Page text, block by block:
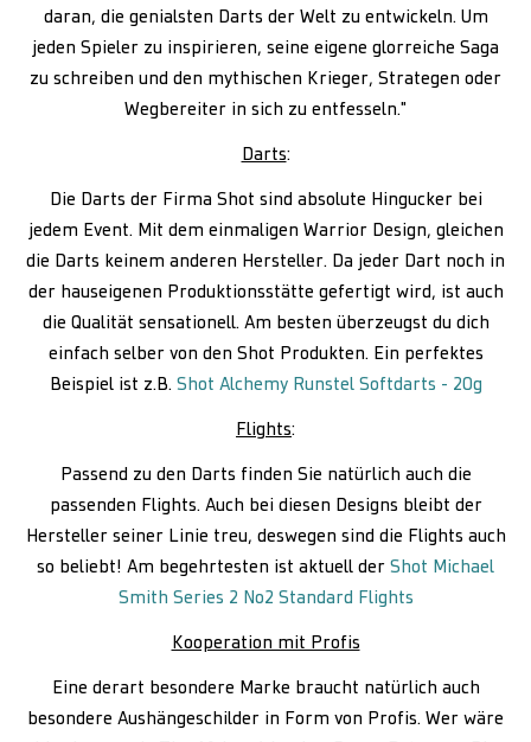
daran, die genialsten Darts der Welt zu entwickeln. Um
jeden Spieler zu inspirieren, seine eigene glorreiche Saga
zu schreiben und den mythischen Krieger, Strategen oder
Wegbereiter in sich zu entfesseln."
Darts:
Die Darts der Firma Shot sind absolute Hingucker bei
jedem Event. Mit dem einmaligen Warrior Design, gleichen
die Darts keinem anderen Hersteller. Da jeder Dart noch in
der hauseigenen Produktionsstätte gefertigt wird, ist auch
die Qualität sensationell. Am besten überzeugst du dich
einfach selber von den Shot Produkten. Ein perfektes
Beispiel ist z.B. Shot Alchemy Runstel Softdarts - 20g
Flights:
Passend zu den Darts finden Sie natürlich auch die
passenden Flights. Auch bei diesen Designs bleibt der
Hersteller seiner Linie treu, deswegen sind die Flights auch
so beliebt! Am begehrtesten ist aktuell der Shot Michael
Smith Series 2 No2 Standard Flights
Kooperation mit Profis
Eine derart besondere Marke braucht natürlich auch
besondere Aushängeschilder in Form von Profis. Wer wäre